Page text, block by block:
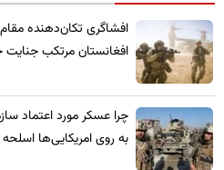
​افشاگری تکان‌دهنده
افغانستان مرتکب
چرا عسکر مورد اعتماد
به روی امریکایی‌ها